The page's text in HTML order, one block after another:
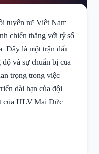
tuyển nữ Việt Nam
chiến thắng với tỷ số
Đây là một trận đấu
và sự chuẩn bị của
trọng trong việc
dài hạn của đội
của HLV Mai Đức